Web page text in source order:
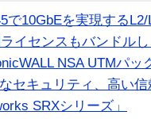
で10GbEを実現する
イセンスもバンドル
NSA UTMパッ
セキュリティ、高い
SRXシリーズ」